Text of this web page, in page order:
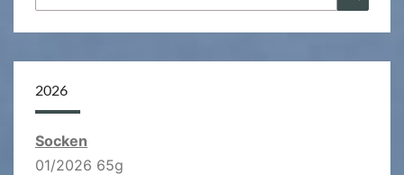
nach:
2026
Socken
01/2026 65g